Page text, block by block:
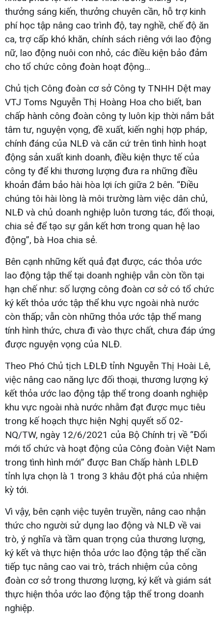
thưởng sáng kiến, thưởng chuyên cần, hỗ trợ kinh
phí học tập nâng cao trình độ, tay nghề, chế độ ăn
ca, trợ cấp khó khăn, chính sách riêng với lao động
nữ, lao động nuôi con nhỏ, các điều kiện bảo đảm
cho tổ chức công đoàn hoạt động...
Chủ tịch Công đoàn cơ sở Công ty TNHH Dệt may
VTJ Toms Nguyễn Thị Hoàng Hoa cho biết, ban
chấp hành công đoàn công ty luôn kịp thời nắm bắt
tâm tư, nguyện vọng, đề xuất, kiến nghị hợp pháp,
chính đáng của NLĐ và căn cứ trên tình hình hoạt
động sản xuất kinh doanh, điều kiện thực tế của
công ty để khi thương lượng đưa ra những điều
khoản đảm bảo hài hòa lợi ích giữa 2 bên. “Điều
chúng tôi hài lòng là môi trường làm việc dân chủ,
NLĐ và chủ doanh nghiệp luôn tương tác, đối thoại,
chia sẻ để tạo sự gắn kết hơn trong quan hệ lao
động”, bà Hoa chia sẻ.
Bên cạnh những kết quả đạt được, các thỏa ước
lao động tập thể tại doanh nghiệp vẫn còn tồn tại
hạn chế như: số lượng công đoàn cơ sở có tổ chức
ký kết thỏa ước tập thể khu vực ngoài nhà nước
còn thấp; vẫn còn những thỏa ước tập thể mang
tính hình thức, chưa đi vào thực chất, chưa đáp ứng
được nguyện vọng của NLĐ.
Theo Phó Chủ tịch LĐLĐ tỉnh Nguyễn Thị Hoài Lê,
việc nâng cao năng lực đối thoại, thương lượng ký
kết thỏa ước lao động tập thể trong doanh nghiệp
khu vực ngoài nhà nước nhằm đạt được mục tiêu
trong kế hoạch thực hiện Nghị quyết số 02-
NQ/TW, ngày 12/6/2021 của Bộ Chính trị về “Đổi
mới tổ chức và hoạt động của Công đoàn Việt Nam
trong tình hình mới” được Ban Chấp hành LĐLĐ
tỉnh lựa chọn là 1 trong 3 khâu đột phá của nhiệm
kỳ tới.
Vì vậy, bên cạnh việc tuyên truyền, nâng cao nhận
thức cho người sử dụng lao động và NLĐ về vai
trò, ý nghĩa và tầm quan trọng của thương lượng,
ký kết và thực hiện thỏa ước lao động tập thể cần
tiếp tục nâng cao vai trò, trách nhiệm của công
đoàn cơ sở trong thương lượng, ký kết và giám sát
thực hiện thỏa ước lao động tập thể trong doanh
nghiệp.